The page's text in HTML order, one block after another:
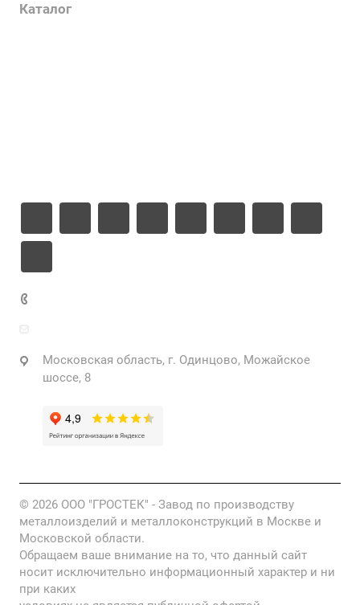
Каталог
Московская область, г. Одинцово, Можайское
шоссе, 8
© 2026 ООО "ГРОСТЕК" - Завод по производству
металлоизделий и металлоконструкций в Москве и
Московской области.
Обращаем ваше внимание на то, что данный сайт
носит исключительно информационный характер и ни
при каких